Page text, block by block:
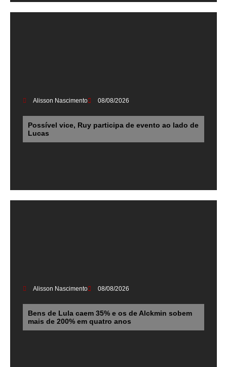
Alisson Nascimento 08/08/2026
Possível vice, Ruy participa de evento ao lado de
Lucas
Alisson Nascimento 08/08/2026
Bens de Lula caem 35% e os de Alckmin sobem
mais de 200% em quatro anos